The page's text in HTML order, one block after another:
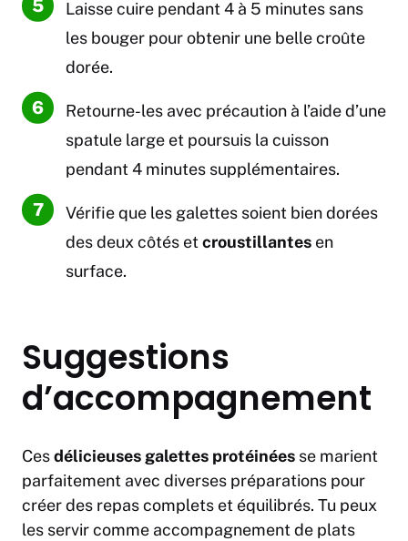
Laisse cuire pendant 4 à 5 minutes sans
les bouger pour obtenir une belle croûte
dorée.
Retourne-les avec précaution à l’aide d’une
spatule large et poursuis la cuisson
pendant 4 minutes supplémentaires.
Vérifie que les galettes soient bien dorées
des deux côtés etcroustillantes en
surface.
Suggestions
d’accompagnement
Cesdélicieuses galettes protéinées se marient
parfaitement avec diverses préparations pour
créer des repas complets et équilibrés. Tu peux
les servir comme accompagnement de plats